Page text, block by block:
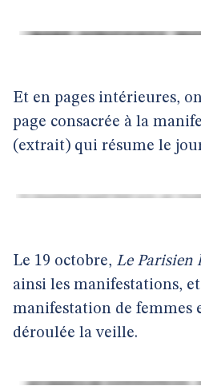
Et en pages intérieures,
page consacrée à la
(extrait) qui résume le
Le 19 octobre, Le Parisien
ainsi les manifestations,
manifestation de femmes
déroulée la veille.